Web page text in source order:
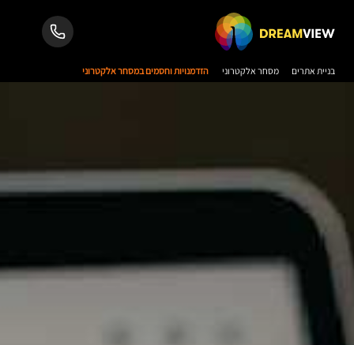
בניית אתרים מסחר אלקטרוני הזדמנויות וחסמים במסחר אלקטרוני